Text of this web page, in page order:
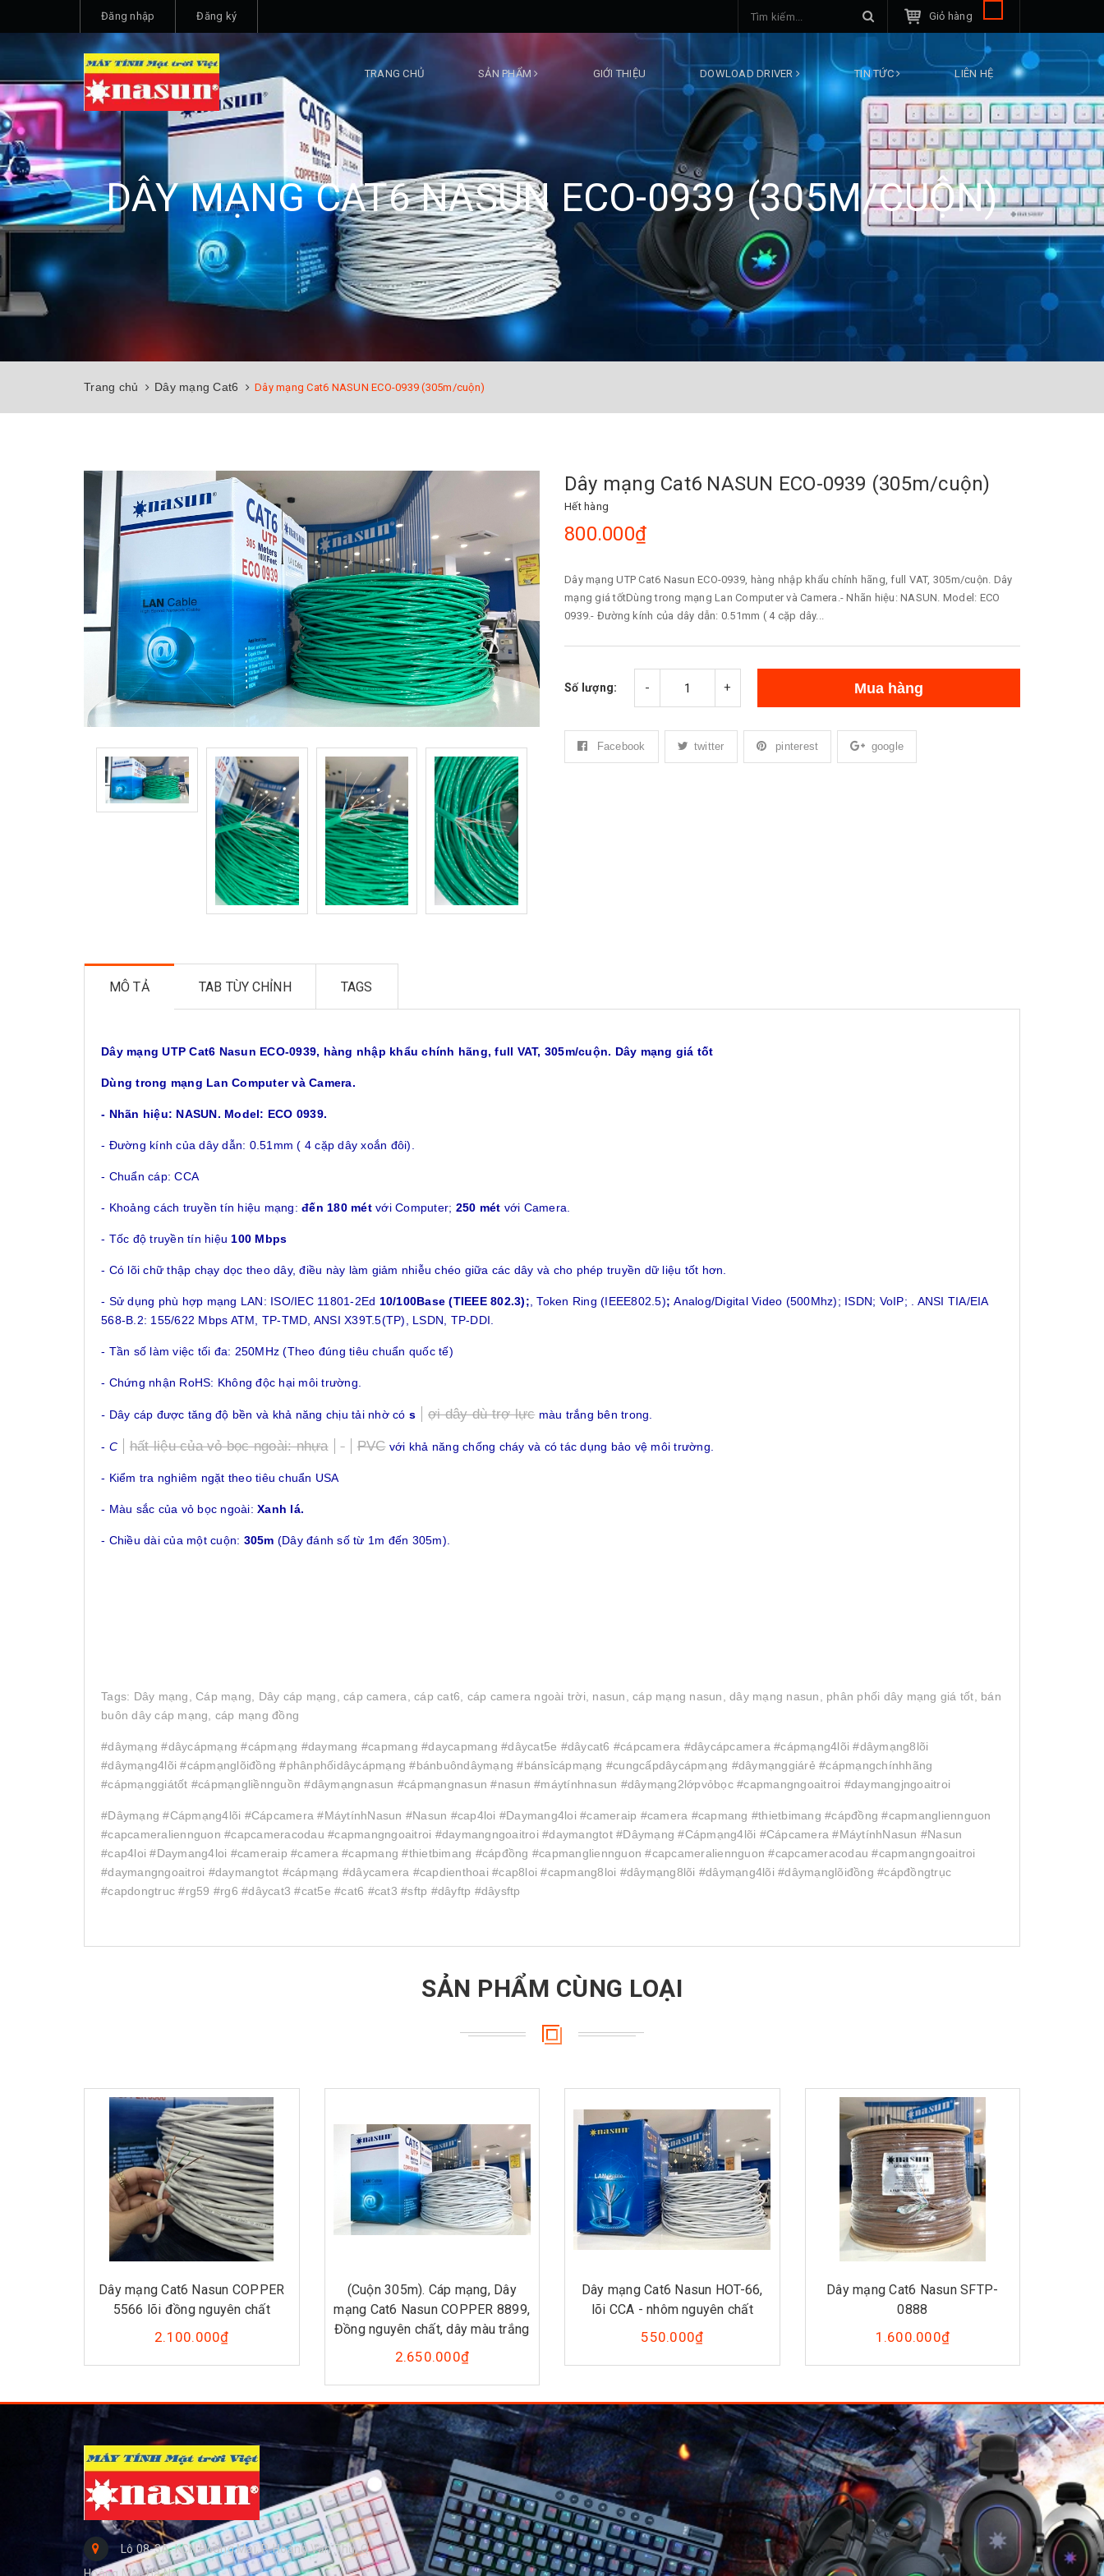
Đăng nhập Đăng ký Giỏ hàng
TRANG CHỦ SẢN PHẨM GIỚI THIỆU DOWLOAD DRIVER TIN TỨC LIÊN HỆ
DÂY MẠNG CAT6 NASUN ECO-0939 (305M/CUỘN)
Trang chủ Dây mạng Cat6 Dây mạng Cat6 NASUN ECO-0939 (305m/cuộn)
Dây mạng Cat6 NASUN ECO-0939 (305m/cuộn)
Hết hàng
800.000₫
Dây mạng UTP Cat6 Nasun ECO-0939, hàng nhập khẩu chính hãng, full VAT, 305m/cuộn. Dây
mạng giá tốtDùng trong mạng Lan Computer và Camera.- Nhãn hiệu: NASUN. Model: ECO
0939.- Đường kính của dây dẫn: 0.51mm ( 4 cặp dây...
Số lượng: - + Mua hàng
Facebook twitter pinterest google
MÔ TẢ TAB TÙY CHỈNH TAGS
Dây mạng UTP Cat6 Nasun ECO-0939, hàng nhập khẩu chính hãng, full VAT, 305m/cuộn. Dây mạng giá tốt
Dùng trong mạng Lan Computer và Camera.
- Nhãn hiệu: NASUN. Model: ECO 0939.
- Đường kính của dây dẫn: 0.51mm ( 4 cặp dây xoắn đôi).
- Chuẩn cáp: CCA
- Khoảng cách truyền tín hiệu mạng: đến 180 métvới Computer; 250 mét với Camera.
- Tốc độ truyền tín hiệu 100 Mbps
- Có lõi chữ thập chạy dọc theo dây, điều này làm giảm nhiễu chéo giữa các dây và cho phép truyền dữ liệu tốt hơn.
- Sử dụng phù hợp mạng LAN: ISO/IEC 11801-2Ed 10/100Base (TIEEE 802.3); , Token Ring (IEEE802.5); Analog/Digital Video (500Mhz); ISDN; VoIP; . ANSI TIA/EIA
568-B.2: 155/622 Mbps ATM, TP-TMD, ANSI X39T.5(TP), LSDN, TP-DDI.
- Tần số làm việc tối đa: 250MHz (Theo đúng tiêu chuẩn quốc tế)
- Chứng nhận RoHS: Không độc hại môi trường.
- Dây cáp được tăng độ bền và khả năng chịu tải nhờ có s ợi dây dù trợ lực màu trắng bên trong.
- C hất liệu của vỏ bọc ngoài: nhựa PVCvới khả năng chống cháy và có tác dụng bảo vệ môi trường.
- Kiểm tra nghiêm ngặt theo tiêu chuẩn USA
- Màu sắc của vỏ bọc ngoài: Xanh lá.
- Chiều dài của một cuộn: 305m (Dây đánh số từ 1m đến 305m).
Tags: Dây mạng, Cáp mạng, Dây cáp mạng, cáp camera, cáp cat6, cáp camera ngoài trời, nasun, cáp mạng nasun, dây mạng nasun, phân phối dây mạng giá tốt, bán
buôn dây cáp mạng, cáp mạng đồng
#dâymạng #dâycápmạng #cápmạng #daymang #capmang #daycapmang #dâycat5e #dâycat6 #cápcamera #dâycápcamera #cápmạng4lõi #dâymạng8lõi
#dâymạng4lõi #cápmạnglõiđồng #phânphốidâycápmạng #bánbuôndâymạng #bánsỉcápmạng #cungcấpdâycápmạng #dâymạnggiárẻ #cápmạngchínhhãng
#cápmạnggiátốt #cápmạngliềnnguồn #dâymạngnasun #cápmạngnasun #nasun #máytínhnasun #dâymạng2lớpvỏbọc #capmangngoaitroi #daymangjngoaitroi
#Dâymạng #Cápmạng4lõi #Cápcamera #MáytínhNasun #Nasun #cap4loi #Daymang4loi #cameraip #camera #capmang #thietbimang #cápđồng #capmangliennguon
#capcameraliennguon #capcameracodau #capmangngoaitroi #daymangngoaitroi #daymangtot #Dâymạng #Cápmạng4lõi #Cápcamera #MáytínhNasun #Nasun
#cap4loi #Daymang4loi #cameraip #camera #capmang #thietbimang #cápđồng #capmangliennguon #capcameraliennguon #capcameracodau #capmangngoaitroi
#daymangngoaitroi #daymangtot #cápmạng #dâycamera #capdienthoai #cap8loi #capmang8loi #dâymạng8lõi #dâymạng4lõi #dâymạnglõiđồng #cápđồngtrục
#capdongtruc #rg59 #rg6 #dâycat3 #cat5e #cat6 #cat3 #sftp #dâyftp #dâysftp
SẢN PHẨM CÙNG LOẠI
Dây mạng Cat6 Nasun COPPER
5566 lõi đồng nguyên chất
2.100.000₫
(Cuộn 305m). Cáp mạng, Dây
mạng Cat6 Nasun COPPER 8899,
Đồng nguyên chất, dây màu trắng
2.650.000₫
Dây mạng Cat6 Nasun HOT-66,
lõi CCA - nhôm nguyên chất
550.000₫
Dây mạng Cat6 Nasun SFTP-
0888
1.600.000₫
Lô 08-3A, KCN Hoàng Mai, P. Hoàng Văn Thụ, Q.